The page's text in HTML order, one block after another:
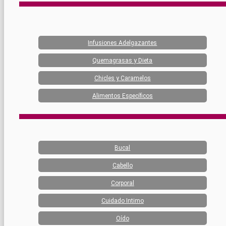
Infusiones Adelgazantes
Quemagrasas y Dieta
Chicles y Caramelos
Alimentos Específicos
Bucal
Cabello
Corporal
Cuidado Intimo
Oído